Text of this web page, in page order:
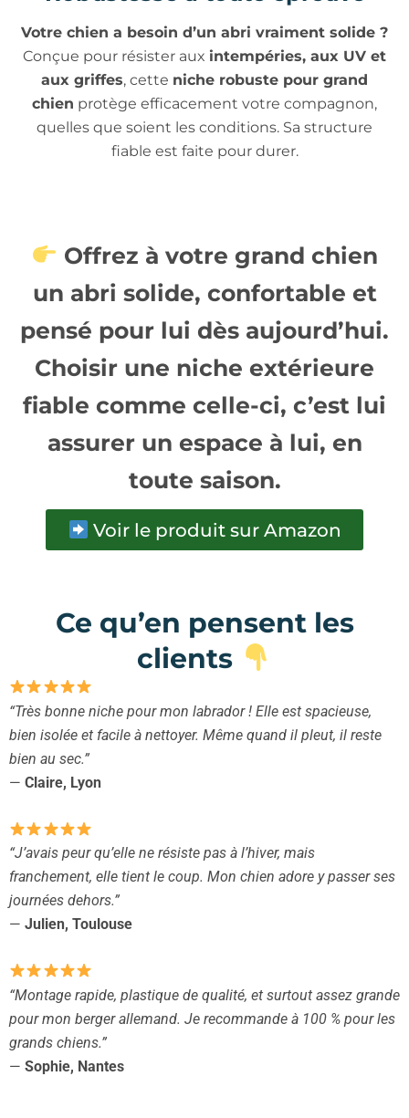
Votre chien a besoin d’un abri vraiment solide ?
Conçue pour résister aux intempéries, aux UV et
aux griffes, cette niche robuste pour grand
chien protège efficacement votre compagnon,
quelles que soient les conditions. Sa structure
fiable est faite pour durer.
Offrez à votre grand chien
un abri solide, confortable et
pensé pour lui dès aujourd’hui.
Choisir une niche extérieure
fiable comme celle-ci, c’est lui
assurer un espace à lui, en
toute saison.
Voir le produit sur Amazon
Ce qu’en pensent les
clients
“Très bonne niche pour mon labrador ! Elle est spacieuse,
bien isolée et facile à nettoyer. Même quand il pleut, il reste
bien au sec.”
— Claire, Lyon
“J’avais peur qu’elle ne résiste pas à l’hiver, mais
franchement, elle tient le coup. Mon chien adore y passer ses
journées dehors.”
— Julien, Toulouse
“Montage rapide, plastique de qualité, et surtout assez grande
pour mon berger allemand. Je recommande à 100 % pour les
grands chiens.”
— Sophie, Nantes